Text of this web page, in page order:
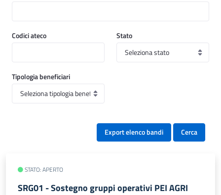
Codici ateco Stato
Tipologia beneficiari
Export elenco bandi Cerca
STATO: APERTO
SRG01 - Sostegno gruppi operativi PEI AGRI